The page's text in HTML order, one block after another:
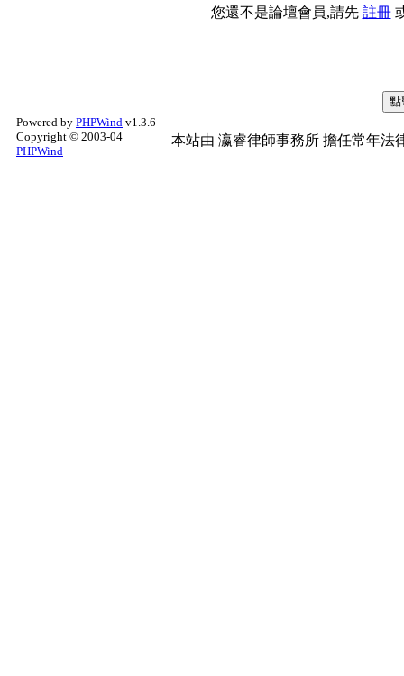
您還不是論壇會員,請先 註冊
Powered by PHPWind v1.3.6
Copyright © 2003-04
PHPWind
本站由 瀛睿律師事務所 擔任常年法